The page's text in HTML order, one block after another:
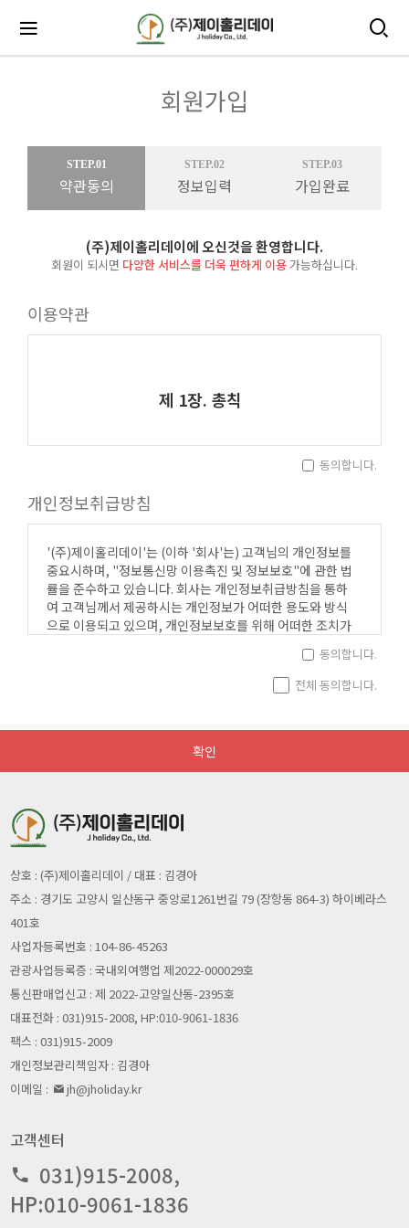
회원가입
STEP.01
약관동의
STEP.02
정보입력
STEP.03
가입완료
(주)제이홀리데이에 오신것을 환영합니다.
회원이 되시면 다양한 서비스를 더욱 편하게 이용가능하십니다.
이용약관
제 1장. 총칙
1. 이 약관은 전기통신사업법 및 동법 시행령에 의하여 '(주)
제이홀리데이'(이하 당사라 한다)가 제공하는 인터넷 여행
서비스(이하 서비스)인 (주)제이홀리데이' 의 이용조건, 절
차, 그리고 회원규칙에 관한 사항과 기타 필요한 사항을 규
정함을 목적으로 합시다.
1. 이 약관의 내용은 서비스 화면에 게시하거나 기타의 방법
2. 당사는 이 규정을 변경할 수 있으며, 변경된 규정은 제1항
과 같은 방법으로 규정함으로써 효력을 발생합니다.
제3조(약관 외 준칙)
사업사업법 및 기타관계 법령의 규정에 따릅니다.
제4조(용어의 정의)
1. 이 규정에서 사용하는 용어의 정의는 다음과 같습니다.
1. 이 규정에서 사용하는 용어의 정의는 다음과 같습니다.
가. 이용자 : 당사가 제공하는 서비스를 이용하는 모든 자
나. 회원 : 이용자 중 당사와 서비스 이용계약을 체결한 자
다. 아이디 : 회원식별과 회원의 서비스 이용을 위하여 회원
이 선정하고 회사가 승인한 문자 또는 이루어진 조합
문자와 숫자의 조합
하는 것
동의합니다.
개인정보취급방침
'(주)제이홀리데이'는 (이하 '회사'는) 고객님의 개인정보를
중요시하며, "정보통신망 이용촉진 및 정보보호"에 관한 법
률을 준수하고 있습니다. 회사는 개인정보취급방침을 통하
여 고객님께서 제공하시는 개인정보가 어떠한 용도와 방식
으로 이용되고 있으며, 개인정보보호를 위해 어떠한 조치가
회사는 개인정보취급방침을 개정하는 경우 웹사이트 공지
사항(또는 개별공지)을 통하여 공지할 것입니다.
수집하는 개인정보 항목
ο 수집항목 : 이름 , 생년월일 , 성별 , 로그인ID , 비밀번호 ,
비밀번호 질문과 답변 , 자택 전화번호 , 자택 주소 , 휴대전
대리인정보 , 은행계좌 정보 , 서비스 이용기록 , 접속 로그 ,
쿠키 , 접속 IP 정보 , 결제기록
ο 개인정보 수집방법 : 홈페이지 , 서면양식 , 전화/팩스를
의 제공 , 생성정보 수집 툴을 통한 수집
개인정보의 수집 및 이용목적
회사는 수집한 개인정보를 다음의 목적을 위해 활용합니다.
ο 서비스 제공에 관한 계약 이행 및 서비스 제공에 따른 요
금정산 콘텐츠 제공 , 구매 및 요금 결제 , 물품배송 또는 청
ο 회원 관리
회원제 서비스 이용에 따른 본인확인 , 개인 식별 , 불량회원
의 부정 이용 방지와 비인가 사용 방지 , 가입 의사 확인 , 연
령확인 , 만14세 미만 아동 개인정보 수집 시 법정 대리인 동
동의합니다.
전체 동의합니다.
확인
상호 : (주)제이홀리데이 / 대표 : 김경아
주소 : 경기도 고양시 일산동구 중앙로1261번길 79 (장항동 864-3) 하이베라스
401호
사업자등록번호 : 104-86-45263
관광사업등록증 : 국내외여행업 제2022-000029호
통신판매업신고 : 제 2022-고양일산동-2395호
대표전화 : 031)915-2008, HP:010-9061-1836
팩스 : 031)915-2009
개인정보관리책임자 : 김경아
이메일 :
jh@jholiday.kr
고객센터
031)915-2008,
HP:010-9061-1836